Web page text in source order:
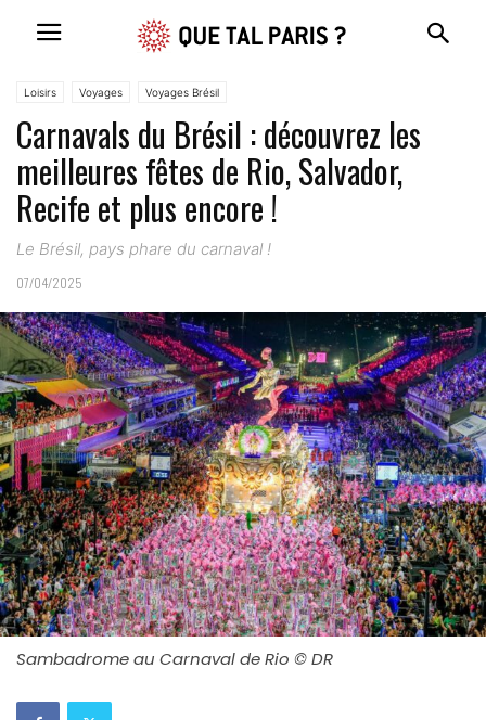
Loisirs Voyages Voyages Brésil
Carnavals du Brésil : découvrez les
meilleures fêtes de Rio, Salvador,
Recife et plus encore !
Le Brésil, pays phare du carnaval !
07/04/2025
Sambadrome au Carnaval de Rio © DR